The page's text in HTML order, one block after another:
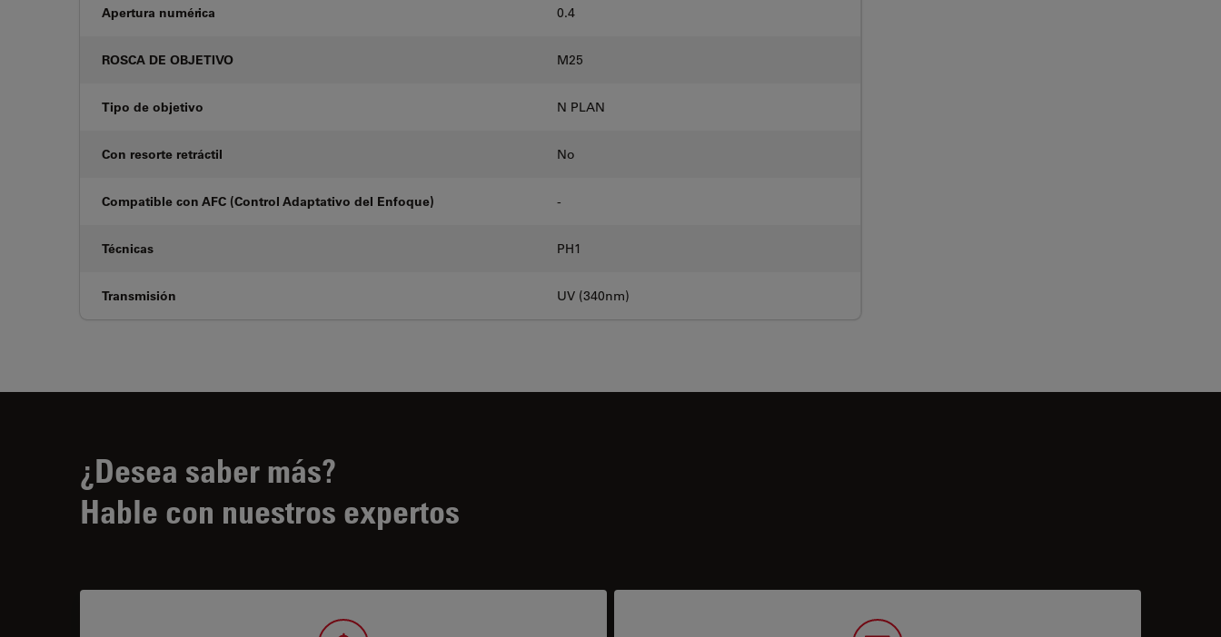
Apertura numérica 0.4
ROSCA DE OBJETIVO M25
Tipo de objetivo N PLAN
Con resorte retráctil No
Compatible con AFC (Control Adaptativo del Enfoque) -
Técnicas PH1
Transmisión UV (340nm)
¿Desea saber más?
Hable con nuestros expertos